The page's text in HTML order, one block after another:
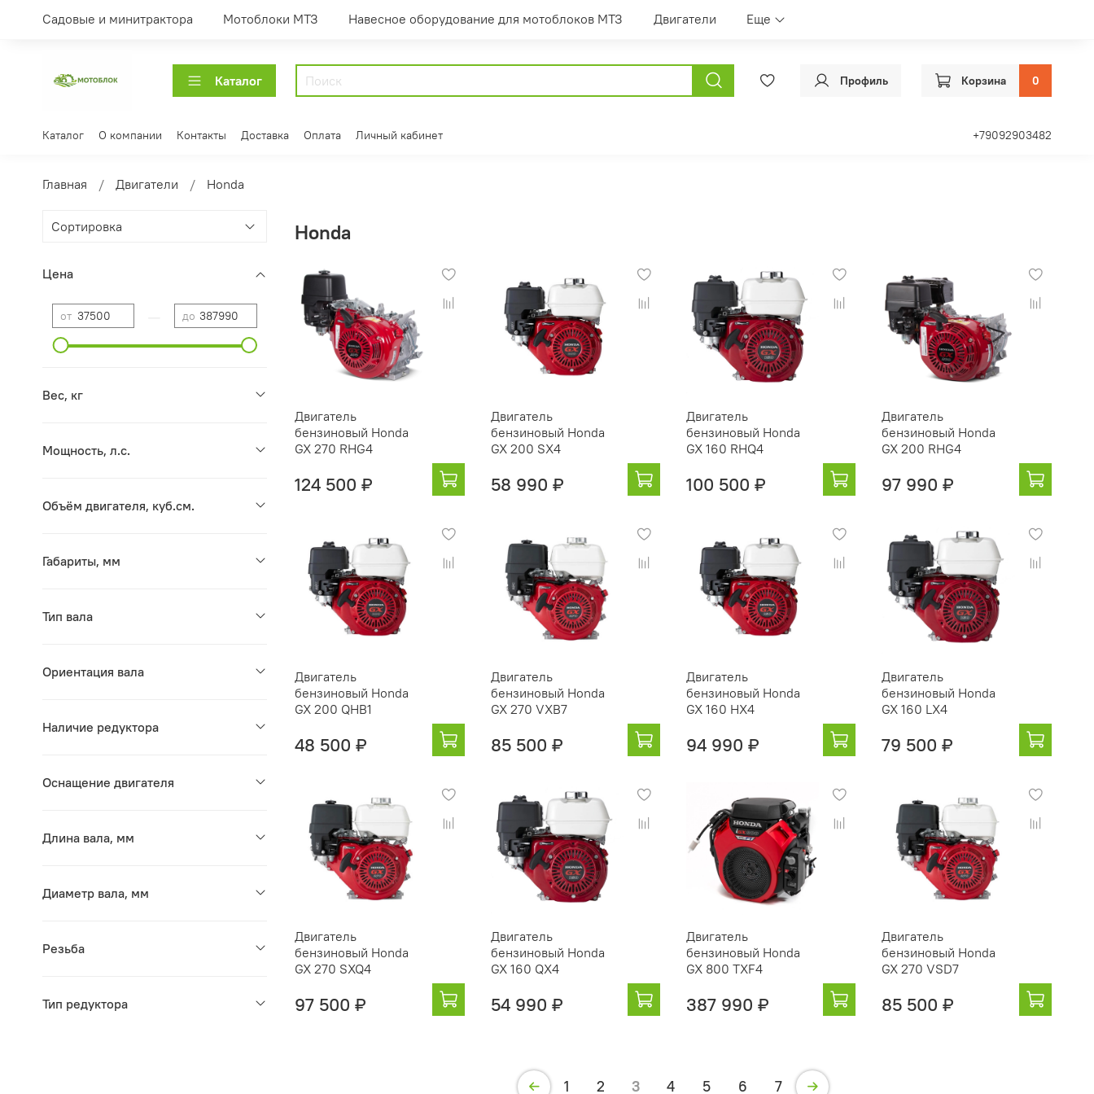
Садовые и минитрактора Мотоблоки МТЗ Навесное оборудование для мотоблоков МТЗ Двигатели Еще
Каталог Профиль Корзина 0
Каталог О компании Контакты Доставка Оплата Личный кабинет +79092903482
Главная Двигатели Honda
Honda
Двигатель
бензиновый Honda
GX 270 RHG4
124 500 ₽
Двигатель
бензиновый Honda
GX 200 SX4
58 990 ₽
Двигатель
бензиновый Honda
GX 160 RHQ4
100 500 ₽
Двигатель
бензиновый Honda
GX 200 RHG4
97 990 ₽
Двигатель
бензиновый Honda
GX 200 QHB1
48 500 ₽
Двигатель
бензиновый Honda
GX 270 VXB7
85 500 ₽
Двигатель
бензиновый Honda
GX 160 HX4
94 990 ₽
Двигатель
бензиновый Honda
GX 160 LX4
79 500 ₽
Двигатель
бензиновый Honda
GX 270 SXQ4
97 500 ₽
Двигатель
бензиновый Honda
GX 160 QX4
54 990 ₽
Двигатель
бензиновый Honda
GX 800 TXF4
387 990 ₽
Двигатель
бензиновый Honda
GX 270 VSD7
85 500 ₽
1 2 3 4 5 6 7
Цена
от до
Вес, кг
Мощность, л.с.
Объём двигателя, куб.см.
Габариты, мм
Тип вала
Ориентация вала
Наличие редуктора
Оснащение двигателя
Длина вала, мм
Диаметр вала, мм
Резьба
Тип редуктора